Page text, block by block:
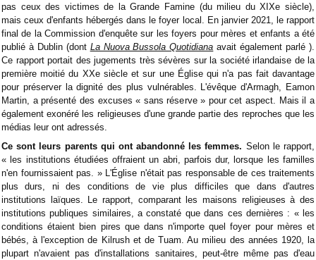
pas ceux des victimes de la Grande Famine (du milieu du XIXe siècle),
mais ceux d'enfants hébergés dans le foyer local. En janvier 2021, le rapport
final de la Commission d'enquête sur les foyers pour mères et enfants a été
publié à Dublin (dont La Nuova Bussola Quotidiana avait également parlé ).
Ce rapport portait des jugements très sévères sur la société irlandaise de la
première moitié du XXe siècle et sur une Église qui n'a pas fait davantage
pour préserver la dignité des plus vulnérables. L'évêque d'Armagh, Eamon
Martin, a présenté des excuses « sans réserve » pour cet aspect. Mais il a
également exonéré les religieuses d'une grande partie des reproches que les
médias leur ont adressés.
Ce sont leurs parents qui ont abandonné les femmes. Selon le rapport,
« les institutions étudiées offraient un abri, parfois dur, lorsque les familles
n'en fournissaient pas. » L'Église n'était pas responsable de ces traitements
plus durs, ni des conditions de vie plus difficiles que dans d'autres
institutions laïques. Le rapport, comparant les maisons religieuses à des
institutions publiques similaires, a constaté que dans ces dernières : « les
conditions étaient bien pires que dans n'importe quel foyer pour mères et
bébés, à l'exception de Kilrush et de Tuam. Au milieu des années 1920, la
plupart n'avaient pas d'installations sanitaires, peut-être même pas d'eau